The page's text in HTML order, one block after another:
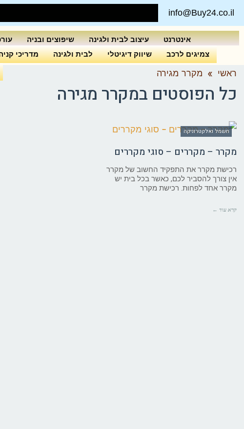
info@Buy24.co.il
אינטרנט עיצוב לבית ולגינה שיפוצים ובניה
צמיגים לרכב
שיווק דיגיטלי לבית ולגינה מדריכי
ראשי » מקרר מגירה
כל הפוסטים במקרר מגירה
חשמל ואלקטרוניקה
מקרר – מקררים – סוגי מקררים
רכישת מקרר את התפקיד החשוב של מקרר
אין צורך להסביר לכם, כאשר בכל בית יש
מקרר אחד לפחות. רכישת מקרר
קרא עוד ←